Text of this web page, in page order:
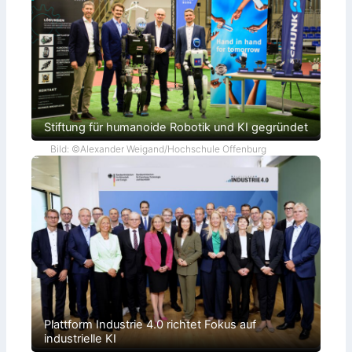
n
Stiftung für humanoide Robotik und KI gegründet
Bild: ©Alexander Weigand/Hochschule Offenburg
Plattform Industrie 4.0 richtet Fokus auf
industrielle KI